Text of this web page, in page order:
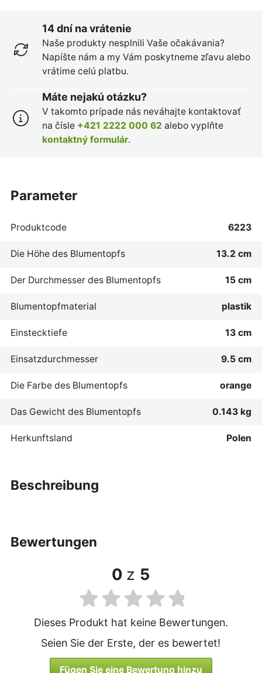
14 dní na vrátenie
Naše produkty nesplnili Vaše očakávania?
Napíšte nám a my Vám poskytneme zľavu alebo
vrátime celú platbu.
Máte nejakú otázku?
V takomto prípade nás neváhajte kontaktovať
na čísle +421 2222 000 62 alebo vyplňte
kontaktný formulár.
beschreibung
parameter
Produktcode 6223
Die Höhe des Blumentopfs 13.2 cm
Der Durchmesser des Blumentopfs 15 cm
Blumentopfmaterial plastik
Einstecktiefe 13 cm
Einsatzdurchmesser 9.5 cm
Die Farbe des Blumentopfs orange
Das Gewicht des Blumentopfs 0.143 kg
Herkunftsland Polen
bewertungen
0 z 5
Dieses Produkt hat keine Bewertungen.
Seien Sie der Erste, der es bewertet!
Fügen Sie eine Bewertung hinzu